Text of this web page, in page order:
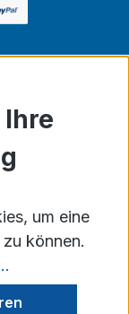
um eine
können.